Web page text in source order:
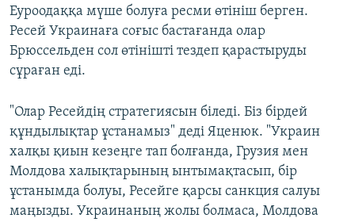
Еуроодаққа мүше болуға ресми өтініш берген.
Ресей Украинаға соғыс бастағанда олар
Брюссельден сол өтінішті тездеп қарастыруды
сұраған еді.
"Олар Ресейдің стратегиясын біледі. Біз бірдей
құндылықтар ұстанамыз" деді Яценюк. "Украин
халқы қиын кезеңге тап болғанда, Грузия мен
Молдова халықтарының ынтымақтасып, бір
ұстанымда болуы, Ресейге қарсы санкция салуы
маңызды. Украинаның жолы болмаса, Молдова